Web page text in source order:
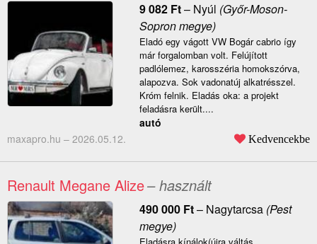
9 082 Ft– Nyúl (Győr-Moson-
Sopron megye)
Eladó egy vágott VW Bogár cabrio így
már forgalomban volt. Felújított
padlólemez, karosszéria homokszórva,
alapozva. Sok vadonatúj alkatrésszel.
Króm felnik. Eladás oka: a projekt
feladásra került....
autó
maxapro.hu – 2026.05.12. Kedvencekbe
Renault Megane Alize– használt
490 000 Ft– Nagytarcsa(Pest
megye)